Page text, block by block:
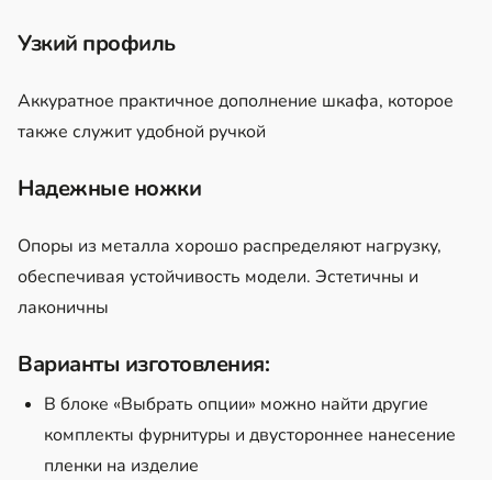
Узкий профиль
Аккуратное практичное дополнение шкафа, которое
также служит удобной ручкой
Надежные ножки
Опоры из металла хорошо распределяют нагрузку,
обеспечивая устойчивость модели. Эстетичны и
лаконичны
Варианты изготовления:
В блоке «Выбрать опции» можно найти другие
комплекты фурнитуры и двустороннее нанесение
пленки на изделие